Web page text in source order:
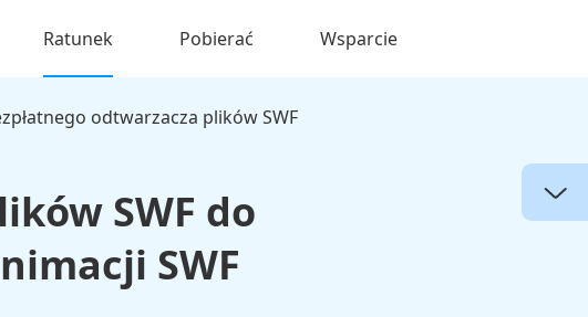
Ratunek Pobierać Wsparcie
odtwarzacza plików SWF
SWF do
SWF